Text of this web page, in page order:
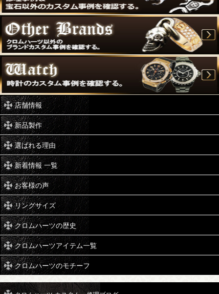
店舗情報
新品製作
選ばれる理由
新着情報 一覧
お客様の声
リングサイズ
クロムハーツの歴史
クロムハーツアイテム一覧
クロムハーツのモチーフ